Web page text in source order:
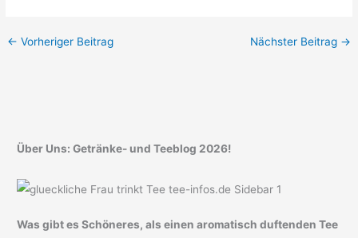
← Vorheriger Beitrag Nächster Beitrag →
Über Uns: Getränke- und Teeblog 2026!
Was gibt es Schöneres, als einen aromatisch duftenden Tee